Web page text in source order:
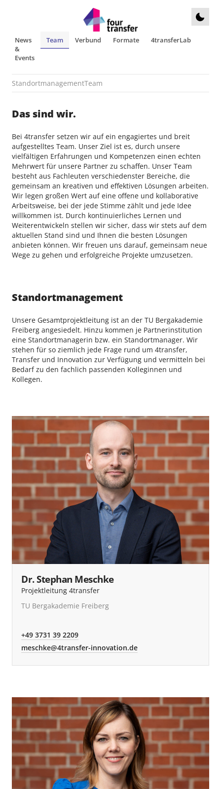
News
&
Events
Team Verbund Formate 4transferLab
StandortmanagementTeam
Das sind wir.
Bei 4transfer setzen wir auf ein engagiertes und breit
aufgestelltes Team. Unser Ziel ist es, durch unsere
vielfältigen Erfahrungen und Kompetenzen einen echten
Mehrwert für unsere Partner zu schaffen. Unser Team
besteht aus Fachleuten verschiedenster Bereiche, die
gemeinsam an kreativen und effektiven Lösungen arbeiten.
Wir legen großen Wert auf eine offene und kollaborative
Arbeitsweise, bei der jede Stimme zählt und jede Idee
willkommen ist. Durch kontinuierliches Lernen und
Weiterentwickeln stellen wir sicher, dass wir stets auf dem
aktuellen Stand sind und Ihnen die besten Lösungen
anbieten können. Wir freuen uns darauf, gemeinsam neue
Wege zu gehen und erfolgreiche Projekte umzusetzen.
Standortmanagement
Unsere Gesamtprojektleitung ist an der TU Bergakademie
Freiberg angesiedelt. Hinzu kommen je Partnerinstitution
eine Standortmanagerin bzw. ein Standortmanager. Wir
stehen für so ziemlich jede Frage rund um 4transfer,
Transfer und Innovation zur Verfügung und vermitteln bei
Bedarf zu den fachlich passenden Kolleginnen und
Kollegen.
Dr. Stephan Meschke
Projektleitung 4transfer
TU Bergakademie Freiberg
+49 3731 39 2209
meschke@4transfer-innovation.de